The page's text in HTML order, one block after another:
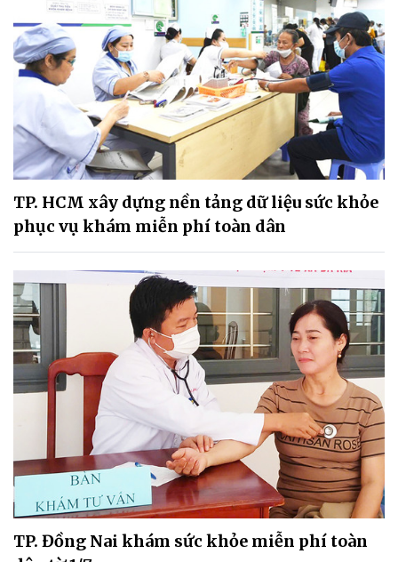
TP. HCM xây dựng nền tảng dữ liệu sức khỏe
phục vụ khám miễn phí toàn dân
TP. Đồng Nai khám sức khỏe miễn phí toàn